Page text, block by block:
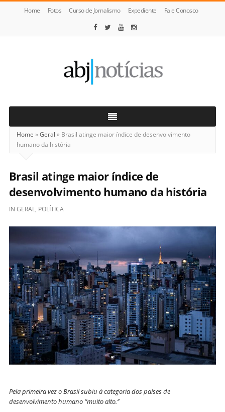
Home Fotos Curso de Jornalismo Expediente Fale Conosco
Notícias
Home »Geral » Brasil atinge maior índice de desenvolvimento
humano da história
Brasil atinge maior índice de
desenvolvimento humano da história
IN GERAL, POLÍTICA
Pela primeira vez o Brasil subiu à categoria dos países de
desenvolvimento humano “muito alto.’’